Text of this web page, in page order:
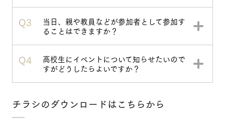
Q3 当日、親や教員などが参加者として参加す
ることはできますか？
Q4 高校生にイベントについて知らせたいので
すがどうしたらよいですか？
チラシのダウンロードはこちらから